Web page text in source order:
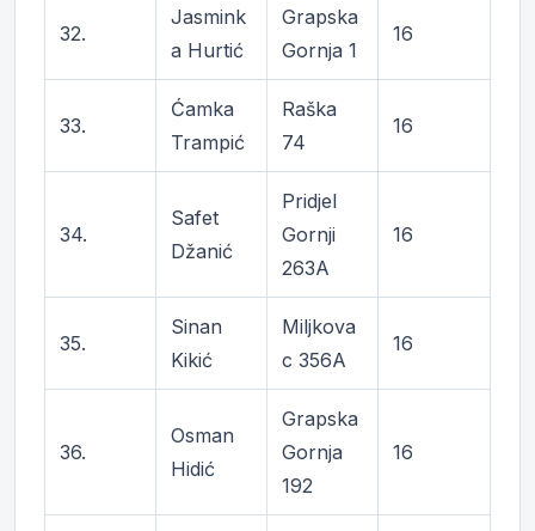
32.
Jasmink
a Hurtić
Grapska
Gornja 1
16
33.
Ćamka
Trampić
Raška
74
16
34.
Safet
Džanić
Pridjel
Gornji
263A
16
35.
Sinan
Kikić
Miljkova
c 356A
16
36.
Osman
Hidić
Grapska
Gornja
192
16